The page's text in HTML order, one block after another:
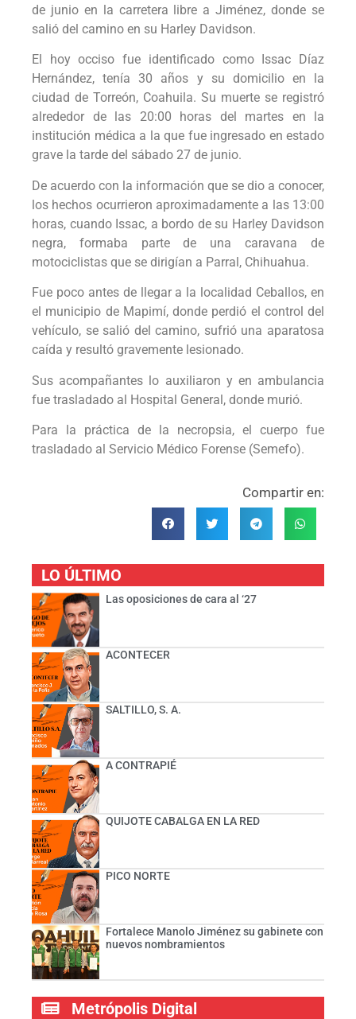
de junio en la carretera libre a Jiménez, donde se
salió del camino en su Harley Davidson.
El hoy occiso fue identificado como Issac Díaz
Hernández, tenía 30 años y su domicilio en la
ciudad de Torreón, Coahuila. Su muerte se registró
alrededor de las 20:00 horas del martes en la
institución médica a la que fue ingresado en estado
grave la tarde del sábado 27 de junio.
De acuerdo con la información que se dio a conocer,
los hechos ocurrieron aproximadamente a las 13:00
horas, cuando Issac, a bordo de su Harley Davidson
negra, formaba parte de una caravana de
motociclistas que se dirigían a Parral, Chihuahua.
Fue poco antes de llegar a la localidad Ceballos, en
el municipio de Mapimí, donde perdió el control del
vehículo, se salió del camino, sufrió una aparatosa
caída y resultó gravemente lesionado.
Sus acompañantes lo auxiliaron y en ambulancia
fue trasladado al Hospital General, donde murió.
Para la práctica de la necropsia, el cuerpo fue
trasladado al Servicio Médico Forense (Semefo).
Compartir en:
LO ÚLTIMO
Las oposiciones de cara al ‘27
ACONTECER
SALTILLO, S. A.
A CONTRAPIÉ
QUIJOTE CABALGA EN LA RED
PICO NORTE
Fortalece Manolo Jiménez su gabinete con
nuevos nombramientos
Metrópolis Digital